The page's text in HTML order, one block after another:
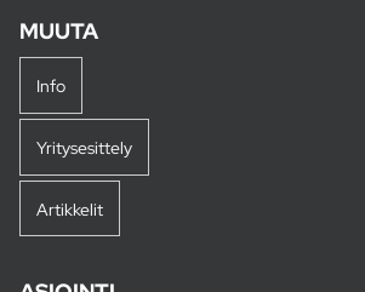
MUUTA
Info
Yritysesittely
Artikkelit